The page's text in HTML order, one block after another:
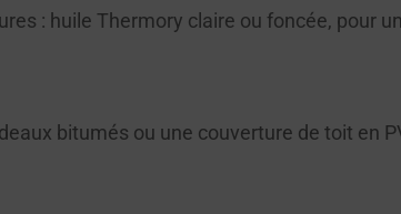
: huile Thermory claire ou foncée, pour
bitumés ou une couverture de toit en